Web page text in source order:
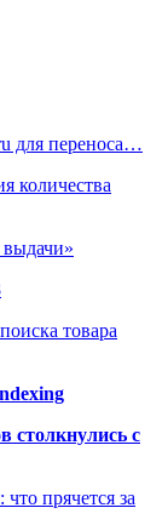
для переноса…
количества
товара
столкнулись с
прячется за